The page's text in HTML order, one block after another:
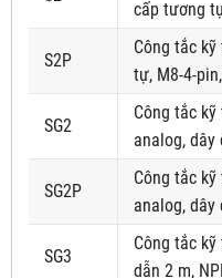
cấp tương
S2P
Công tắc
tự, M8-4-
SG2
Công tắc
analog, dây
SG2P
Công tắc
analog, dây
SG3
Công tắc
dẫn 2 m,